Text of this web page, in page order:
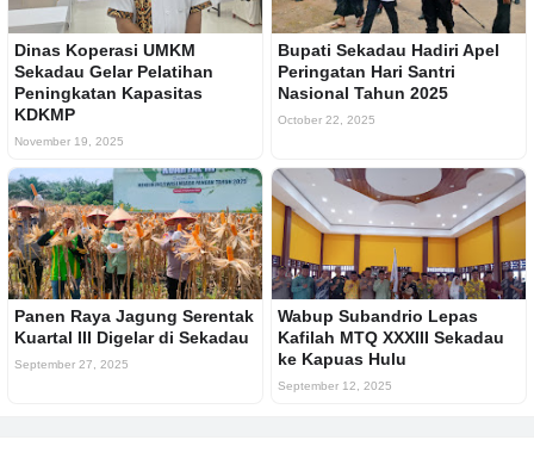
Dinas Koperasi UMKM
Sekadau Gelar Pelatihan
Peningkatan Kapasitas
KDKMP
November 19, 2025
Bupati Sekadau Hadiri Apel
Peringatan Hari Santri
Nasional Tahun 2025
October 22, 2025
Panen Raya Jagung Serentak
Kuartal III Digelar di Sekadau
September 27, 2025
Wabup Subandrio Lepas
Kafilah MTQ XXXIII Sekadau
ke Kapuas Hulu
September 12, 2025